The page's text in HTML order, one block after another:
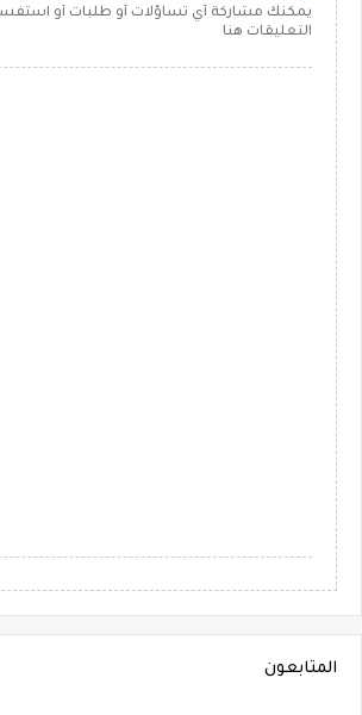
يمكنك مشاركة أي تساؤلات أو طلبات أو
التعليقات هنا
المتابعون